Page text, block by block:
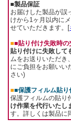
■製品保証
お届けした製品が誤
けから1ヶ月以内に
せていただきます。[
■■貼り付け失敗時の
貼り付けに失敗して
ムをお送りいただき
にご負担をお願いい
さい)
■■保護フィルム貼
保護フィルムの貼り
け作業を代行いたし
す。詳しくは製品に